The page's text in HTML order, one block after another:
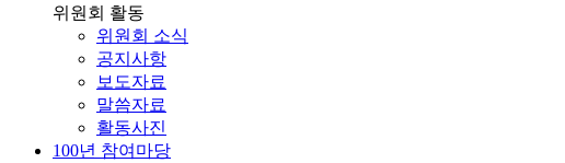
위원회 활동
위원회 소식
공지사항
보도자료
말씀자료
활동사진
100년 참여마당